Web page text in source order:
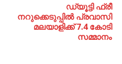
ഡ്യൂട്ടി ഫ്രീ
നറുക്കെടുപ്പിൽ പ്രവാസി
മലയാളിക്ക് 7.4 കോടി
സമ്മാനം